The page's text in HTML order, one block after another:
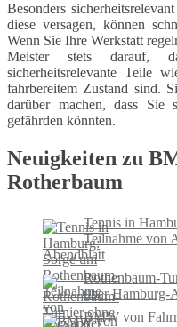
Besonders
diese versagen, können
Wenn Sie Ihre Werkstatt
Meister stets darauf,
sicherheitsrelevante Teile
fahrbereitem Zustand sind.
darüber machen, dass Sie
gefährden könnten.
Neuigkeiten zu
Rotherbaum
Tennis in
Teilnahme von
Abendblatt
Rothenbaum-
über Hamburg-
BMW von